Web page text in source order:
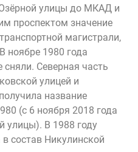
улицы до МКАД и
проспектом значение
магистрали,
ноябре 1980 года
Северная часть
улицей и
название
(с 6 ноября 2018 года
улицы). В 1988 году
состав Никулинской